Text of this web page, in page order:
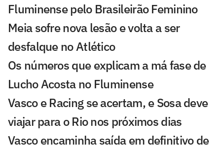
Fluminense pelo Brasileirão Feminino
Meia sofre nova lesão e volta a ser
desfalque no Atlético
Os números que explicam a má fase de
Lucho Acosta no Fluminense
Vasco e Racing se acertam, e Sosa deve
viajar para o Rio nos próximos dias
Vasco encaminha saída em definitivo de